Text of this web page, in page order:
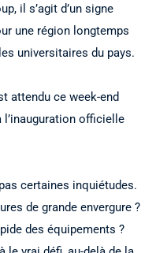
il s’agit d’un signe
une région longtemps
universitaires du pays.
attendu ce week-end
officielle
certaines inquiétudes.
de grande envergure ?
des équipements ?